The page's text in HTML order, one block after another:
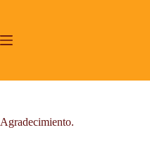
Agradecimiento.